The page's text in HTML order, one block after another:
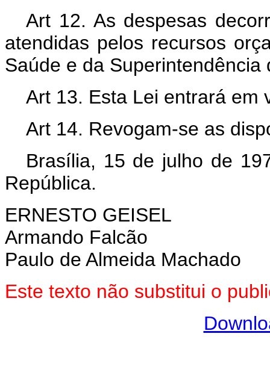
Art 12. As despesas
atendidas pelos recursos
Saúde e da
Art 13. Esta Lei entrará em
Art 14. Revogam-se as
Brasília, 15 de julho de
República.
ERNESTO GEISEL
Armando Falcão
Paulo de Almeida Machado
Este texto não substitui o